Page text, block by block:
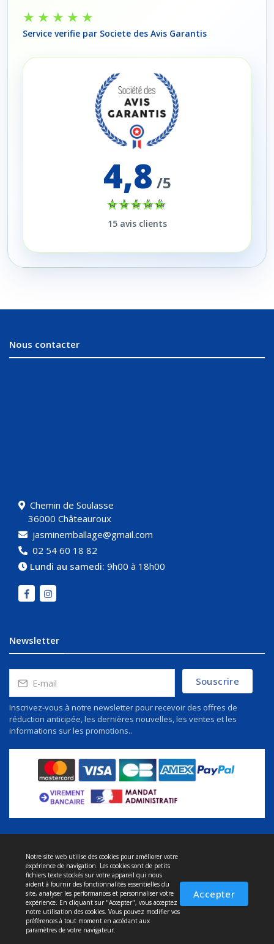
★★★★★
Service verifie par Societe des Avis Garantis
4,8 /5
15avis clients
Nous contacter
Chemin de Soulasse
36000 Châteauroux
jasminemballage@gmail.com
02 54 60 18 82
Lundi au samedi: 9h00 à 18h00
Newsletter
Souscrire
Inscrivez-vous à notre newsletter pour recevoir des offres de
réduction anticipée, les dernières nouvelles, les ventes et les
informations sur les promotions..
À propos de nous
Politique de confidentialité
Conditions et service
Politique de retour
Livraison
Notre site web utilise des cookies pour améliorer votre
expérience de navigation. Les cookies sont de petits
fichiers texte stockés sur votre appareil qui nous
aident à fournir des fonctionnalités essentielles du
site, analyser les performances et personnaliser votre
expérience. En cliquant sur "Accepter", vous acceptez
notre utilisation des cookies. Vous pouvez modifier vos
préférences à tout moment en accédant aux
paramètres de votre navigateur.
Accepter